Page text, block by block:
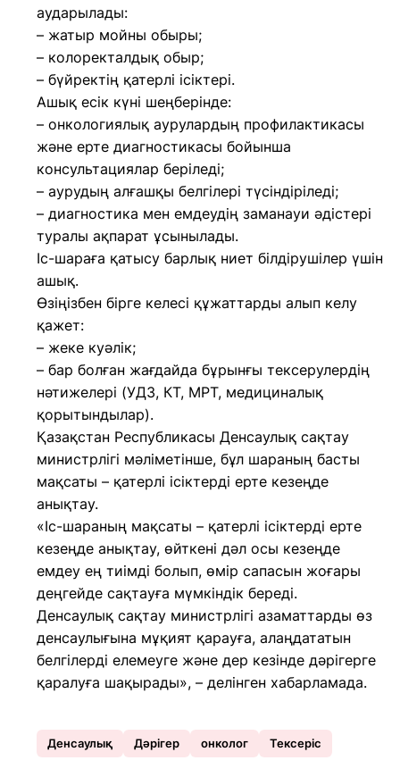
аударылады:
– жатыр мойны обыры;
– колоректалдық обыр;
– бүйректің қатерлі ісіктері.
Ашық есік күні шеңберінде:
– онкологиялық аурулардың профилактикасы
және ерте диагностикасы бойынша
консультациялар беріледі;
– аурудың алғашқы белгілері түсіндіріледі;
– диагностика мен емдеудің заманауи әдістері
туралы ақпарат ұсынылады.
Іс-шараға қатысу барлық ниет білдірушілер үшін
ашық.
Өзіңізбен бірге келесі құжаттарды алып келу
қажет:
– жеке куәлік;
– бар болған жағдайда бұрынғы тексерулердің
нәтижелері (УДЗ, КТ, МРТ, медициналық
қорытындылар).
Қазақстан Республикасы Денсаулық сақтау
министрлігі мәліметінше, бұл шараның басты
мақсаты – қатерлі ісіктерді ерте кезеңде
анықтау.
«Іс-шараның мақсаты – қатерлі ісіктерді ерте
кезеңде анықтау, өйткені дәл осы кезеңде
емдеу ең тиімді болып, өмір сапасын жоғары
деңгейде сақтауға мүмкіндік береді.
Денсаулық сақтау министрлігі азаматтарды өз
денсаулығына мұқият қарауға, алаңдататын
белгілерді елемеуге және дер кезінде дәрігерге
қаралуға шақырады», – делінген хабарламада.
Денсаулық Дәрігер онколог Тексеріс